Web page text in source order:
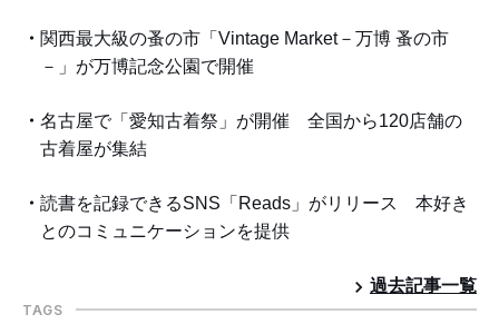
関西最大級の蚤の市「Vintage Market－万博 蚤の市
－」が万博記念公園で開催
名古屋で「愛知古着祭」が開催 全国から120店舗の
古着屋が集結
読書を記録できるSNS「Reads」がリリース 本好き
とのコミュニケーションを提供
過去記事一覧
TAGS